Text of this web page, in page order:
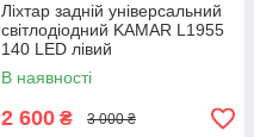
Ліхтар задній універсальний
світлодіодний KAMAR L1955
140 LED лівий
В наявності
2 600 ₴ 3 000 ₴